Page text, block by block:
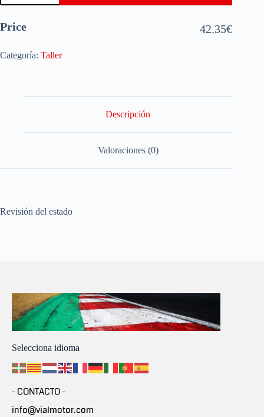
Price 42.35€
Categoría: Taller
Descripción
Valoraciones (0)
Revisión del estado
Selecciona idioma
- CONTACTO -
info@vialmotor.com